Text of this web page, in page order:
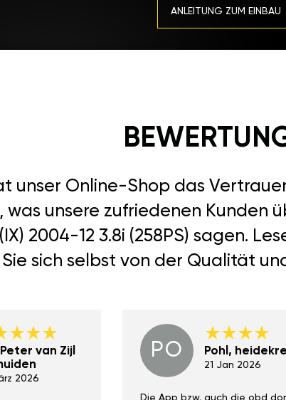
ANLEITUNG ZUM EINBAU
unser Online-Shop das
was unsere zufriedenen Kunden
2004-12 3.8i (258PS) sagen.
sich selbst von der Qualität
van Zijl
2026
PO Pohl,
21 Jan 2026